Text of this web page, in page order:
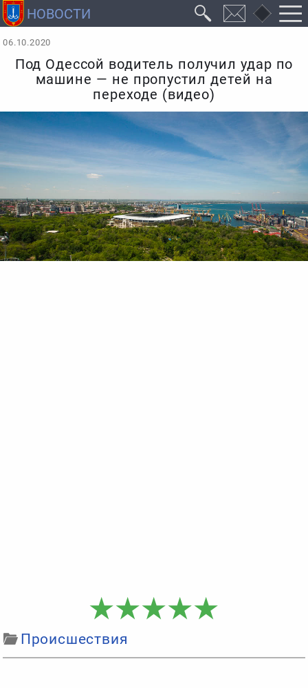
06.10.2020
Под Одессой водитель получил удар по
машине — не пропустил детей на
переходе (видео)
Происшествия